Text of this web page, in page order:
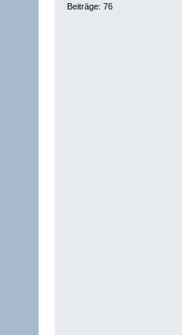
Beiträge: 76